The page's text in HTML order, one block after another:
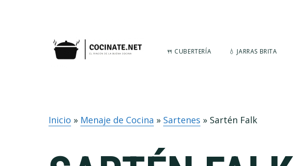
🍴 CUBERTERÍA 💧 JARRAS BRITA
Inicio » Menaje de Cocina » Sartenes » Sartén Falk